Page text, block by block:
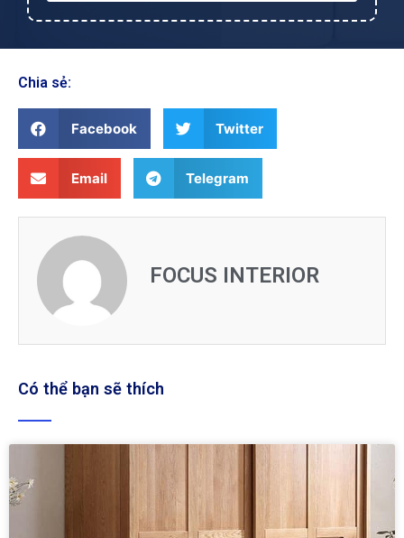
Chia sẻ:
Facebook Twitter
Email Telegram
FOCUS INTERIOR
Có thể bạn sẽ thích